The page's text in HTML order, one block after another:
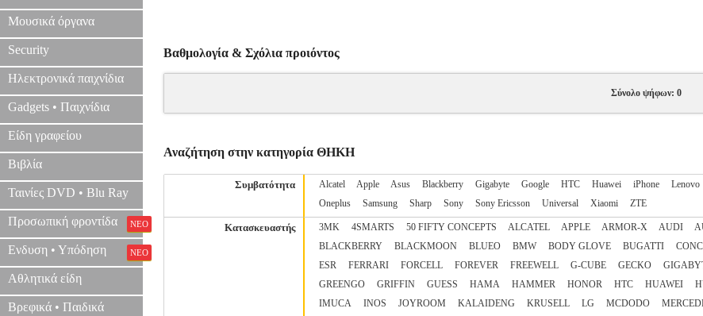
Μουσικά όργανα
Security
Ηλεκτρονικά παιχνίδια
Gadgets • Παιχνίδια
Είδη γραφείου
Βιβλία
Ταινίες DVD • Blu Ray
Προσωπική φροντίδα ΝΕΟ
Ενδυση • Υπόδηση ΝΕΟ
Αθλητικά είδη
Βρεφικά • Παιδικά
Βαθμολογία & Σχόλια προιόντος
Σύνολο ψήφων: 0
Αναζήτηση στην κατηγορία ΘΗΚΗ
Συμβατότητα Alcatel Apple Asus Blackberry Gigabyte Google HTC Huawei iPhone Lenovo
Oneplus
Samsung Sharp Sony Sony Ericsson Universal Xiaomi ZTE
Κατασκευαστής 3MK 4SMARTS 50 FIFTY CONCEPTS ALCATEL APPLE ARMOR-X AUDI
BLACKBERRY
BLACKMOON BLUEO BMW BODY GLOVE BUGATTI
ESR
FERRARI FORCELL FOREVER FREEWELL G-CUBE GECKO
GREENGO
GRIFFIN GUESS HAMA HAMMER HONOR HTC HUAWEI
IMUCA
INOS JOYROOM KALAIDENG KRUSELL LG MCDODO